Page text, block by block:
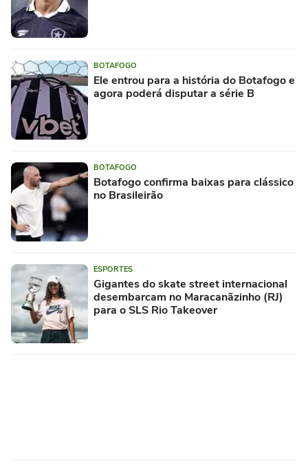
BOTAFOGO
Ele entrou para a história do Botafogo e
agora poderá disputar a série B
BOTAFOGO
Botafogo confirma baixas para clássico
no Brasileirão
ESPORTES
Gigantes do skate street internacional
desembarcam no Maracanãzinho (RJ)
para o SLS Rio Takeover